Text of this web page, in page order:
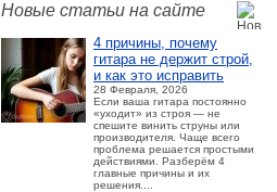
Новые статьи на сайте
4 причины, почему
гитара не держит строй,
и как это исправить
28 Февраля, 2026
Если ваша гитара постоянно
«уходит» из строя — не
спешите винить струны или
производителя. Чаще всего
проблема решается простыми
действиями. Разберём 4
главные причины и их
решения....